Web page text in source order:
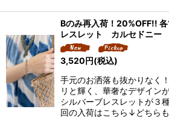
Bのみ再入荷！20%OFF!!
レスレット カルセドニー
3,520円(税込)
手元のお洒落も抜かりなく
リと輝く、華奢なデザイン
シルバーブレスレットが３
回の入荷はこちら↓どちら